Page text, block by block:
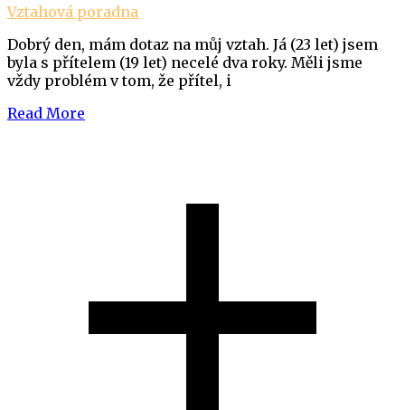
Vztahová poradna
Dobrý den, mám dotaz na můj vztah. Já (23 let) jsem
byla s přítelem (19 let) necelé dva roky. Měli jsme
vždy problém v tom, že přítel, i
Read More